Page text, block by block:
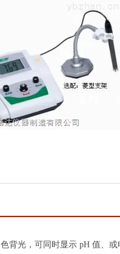
色背光 ， 可同时显示 pH 值、或